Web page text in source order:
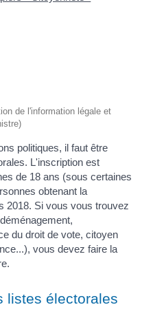
de l'information légale et
politiques, il faut être
L'inscription est
de 18 ans (sous certaines
obtenant la
2018. Si vous vous trouvez
du droit de vote, citoyen
vous devez faire la
listes électorales